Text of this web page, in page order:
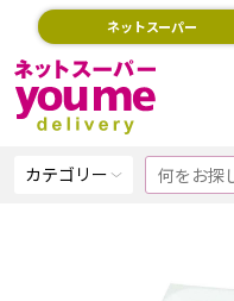
ネットスーパー
カテゴリー